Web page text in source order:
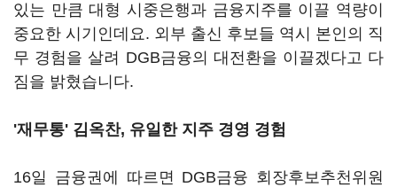
있는 만큼 대형 시중은행과 금융지주를 이끌 역량이
중요한 시기인데요. 외부 출신 후보들 역시 본인의 직
무 경험을 살려 DGB금융의 대전환을 이끌겠다고 다
짐을 밝혔습니다.
'재무통' 김옥찬, 유일한 지주 경영 경험
16일 금융권에 따르면 DGB금융 회장후보추천위원